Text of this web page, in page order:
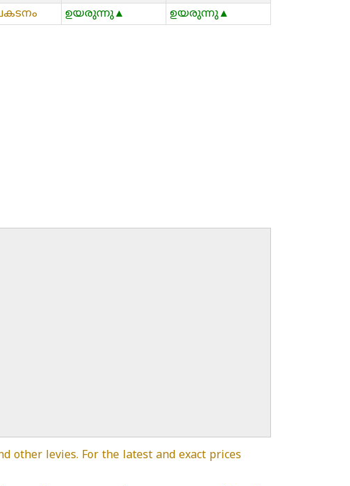
ഉയരുന്നു▲ ഉയരുന്നു▲
other levies. For the latest and exact prices